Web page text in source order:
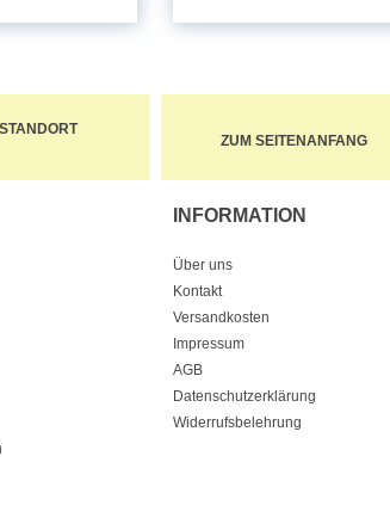
STANDORT
ZUM SEITENANFANG
INFORMATION
Über uns
Kontakt
Versandkosten
Impressum
AGB
Datenschutzerklärung
Widerrufsbelehrung